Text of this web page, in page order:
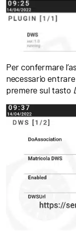
Per confermare
necessario
premere sul tasto